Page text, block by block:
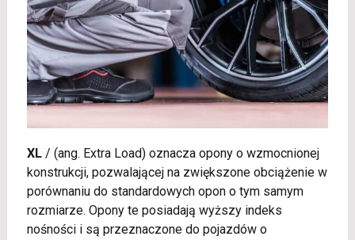
XL/ (ang. Extra Load) oznacza opony o wzmocnionej
konstrukcji, pozwalającej na zwiększone obciążenie w
porównaniu do standardowych opon o tym samym
rozmiarze. Opony te posiadają wyższy indeks
nośności i są przeznaczone do pojazdów o